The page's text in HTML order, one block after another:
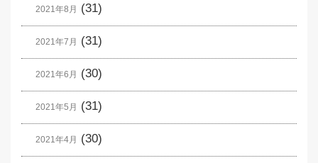
2021年8月 (31)
2021年7月 (31)
2021年6月 (30)
2021年5月 (31)
2021年4月 (30)